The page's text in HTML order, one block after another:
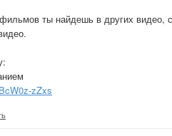
ты найдешь в других видео,
zZxs